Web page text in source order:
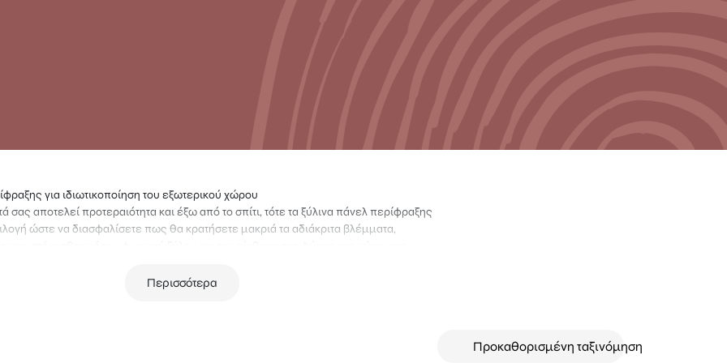
για ιδιωτικοποίηση του εξωτερικού χώρου
σας αποτελεί προτεραιότητα και έξω από το σπίτι, τότε τα ξύλινα πάνελ περίφραξης
ώστε να διασφαλίσετε πως θα κρατήσετε μακριά τα αδιάκριτα βλέμματα,
είναι κατασκευασμένα από εμποτισμένη σκανδιναβική πεύκη και διατίθενται
και με ποικιλία σχεδίων πλέξης και διάταξης ώστε να βρείτε αυτό που σας
Περισσότερα